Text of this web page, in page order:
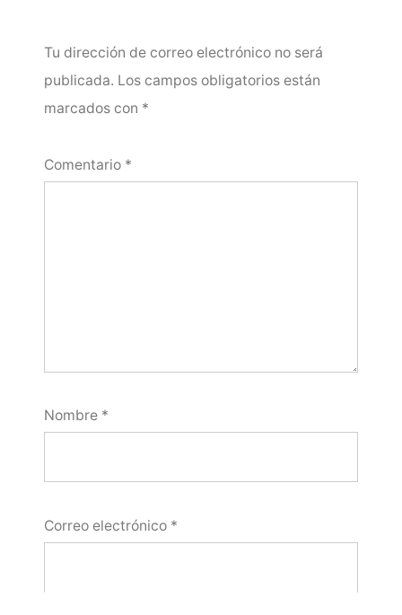
Tu dirección de correo electrónico no será
publicada. Los campos obligatorios están
marcados con *
Comentario *
Nombre *
Correo electrónico *